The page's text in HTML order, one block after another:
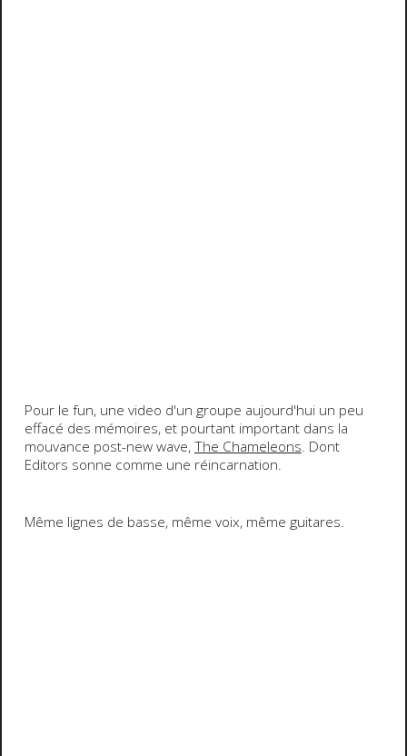
Pour le fun, une video d'un groupe aujourd'hui un peu
effacé des mémoires, et pourtant important dans la
mouvance post-new wave,The Chameleons. Dont
Editors sonne comme une réincarnation.
Même lignes de basse, même voix, même guitares.